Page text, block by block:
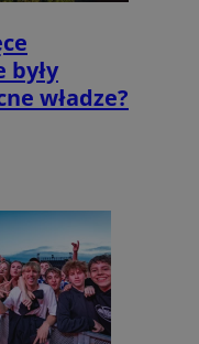
były
władze?